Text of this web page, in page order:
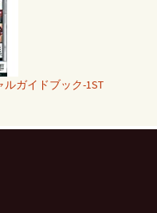
ルガイドブック-1ST